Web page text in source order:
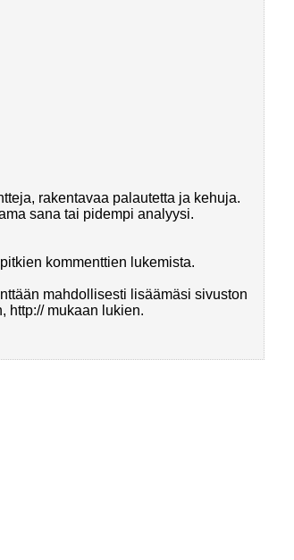
rakentavaa palautetta ja kehuja.
sana tai pidempi analyysi.
kommenttien lukemista.
mahdollisesti lisäämäsi sivuston
http:// mukaan lukien.